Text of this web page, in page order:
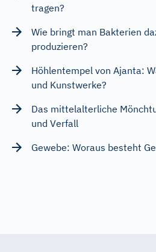
tragen?
Wie bringt man Bakterien
produzieren?
Höhlentempel von Ajanta:
und Kunstwerke?
Das mittelalterliche
und Verfall
Gewebe: Woraus besteht